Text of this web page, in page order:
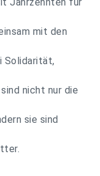
mit den
Solidarität,
nicht nur die
sie sind